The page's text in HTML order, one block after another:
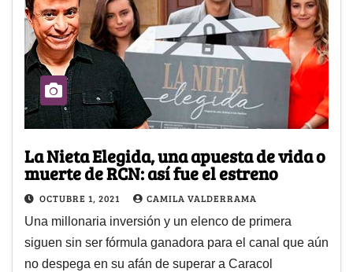
La Nieta Elegida, una apuesta de vida o
muerte de RCN: así fue el estreno
OCTUBRE 1, 2021 CAMILA VALDERRAMA
Una millonaria inversión y un elenco de primera
siguen sin ser fórmula ganadora para el canal que aún
no despega en su afán de superar a Caracol